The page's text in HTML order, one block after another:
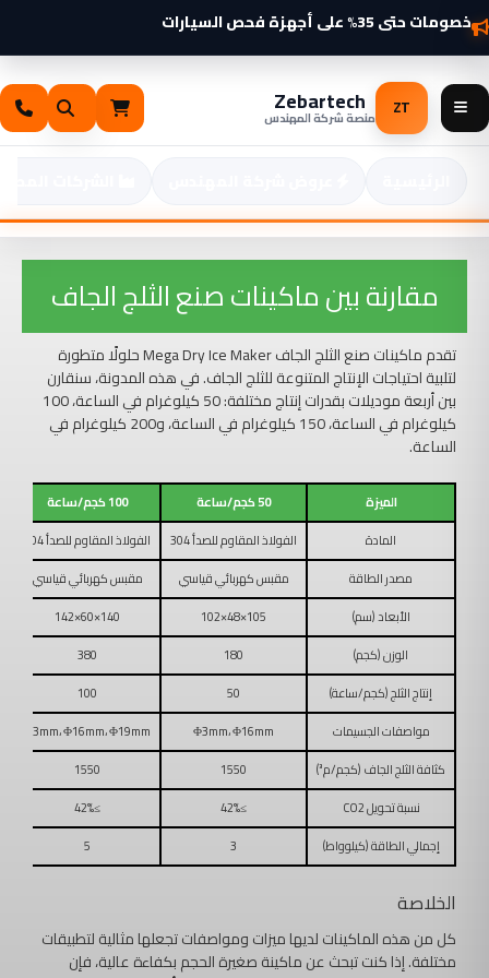
تخطي
إلى
المحتوى
خصومات حتى 35% على أجهزة فحص السيارات
شواحن سيارات كهربائية 2025 وصلت — اطّلع الآن
ZT
Zebartech
منصة شركة المهندس
مقارنة بين ماكينات صنع الثلج الجاف
تقدم ماكينات صنع الثلج الجاف Mega Dry Ice Maker حلولًا متطورة
لتلبية احتياجات الإنتاج المتنوعة للثلج الجاف. في هذه المدونة، سنقارن
بين أربعة موديلات بقدرات إنتاج مختلفة: 50 كيلوغرام في الساعة، 100
كيلوغرام في الساعة، 150 كيلوغرام في الساعة، و200 كيلوغرام في
الساعة.
الميزة 50 كجم/ساعة
100 كجم/ساعة
المادة
الفولاذ المقاوم للصدأ 304 الفولاذ المقاوم للصدأ 304
مصدر الطاقة
مقبس كهربائي قياسي
مقبس كهربائي قياسي
الأبعاد (سم)
105×48×102
140×60×142
الوزن (كجم)
180
380
إنتاج الثلج (كجم/ساعة)
50
100
مواصفات الجسيمات
Φ3mm، Φ16mm Φ3mm، Φ16mm، Φ19mm
كثافة الثلج الجاف (كجم/م³)
1550
1550
نسبة تحويل CO2
≥42%
≥42%
إجمالي الطاقة (كيلوواط)
3
5
الخلاصة
كل من هذه الماكينات لديها ميزات ومواصفات تجعلها مثالية لتطبيقات
مختلفة. إذا كنت تبحث عن ماكينة صغيرة الحجم بكفاءة عالية، فإن